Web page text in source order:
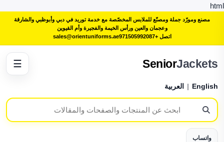
html
مصنع ومورّد جملة ومصنّع للملابس المخصّصة مع خدمة توريد في دبي وأبوظبي والشارقة
وعجمان والعين ورأس الخيمة والفجيرة وأم القيوين
اتصل +971505992087
sales@orientuniforms.ae
SeniorJackets
English
| العربية
واتساب
☰